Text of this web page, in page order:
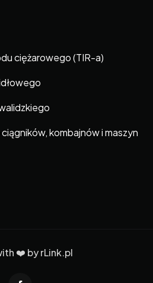
ciężarowego (TIR-a)
kombajnów i maszyn
❤️ byrLink.pl